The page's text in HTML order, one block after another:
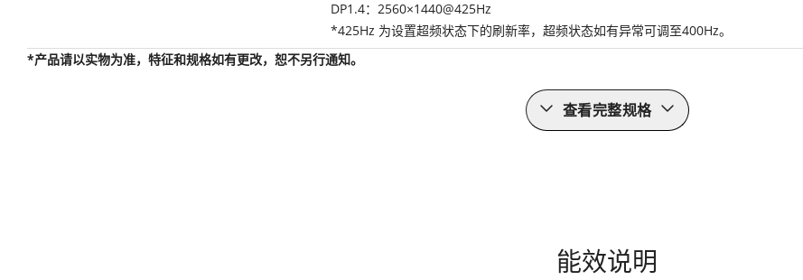
DP1.4：2560×1440@425Hz
*425Hz 为设置超频状态下的刷新率，超频状态如有异常可调至400Hz。
*产品请以实物为准，特征和规格如有更改，恕不另行通知。
查看完整规格
能效说明